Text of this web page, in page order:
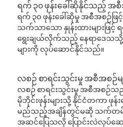
ရက် ၃၀ ဖုန်းခေါ်ဆိုနိုင်သည့် အစီ
ရက် ၃၀ ဖုန်းခေါ်ဆိုမှု အစီအစဉ်ဖ
သက်သာသော နှုန်းထားများဖြ
ရွေးချယ်လိုက်သည့် နေရာဒေသသို့
များကို လုပ်ဆောင်နိုင်သည်။
လစဉ် စာရင်းသွင်းမှု အစီအစဉ်မျ
လစဉ် စာရင်းသွင်းမှု အစီအစဉ်သည်
မိုဘိုင်းဖုန်းများသို့ နိုင်ငံတကာ ဖုန်း
မည်သည့်အချိန်တွင်မဆို သက်တမ်
အဆင်ပြေသလို ပြောင်းလဲလုပ်ဆ